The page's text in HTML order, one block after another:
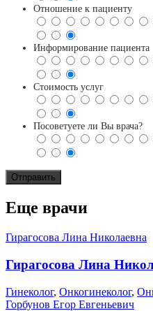
Отношение к пациенту
Информирование пациента
Стоимость услуг
Посоветуете ли Вы врача?
Еще врачи
Гирагосова Лина Николаевна
Гирагосова Лина
Гинеколог, Онкогинеколог,
Горбунов Егор Евгеньевич